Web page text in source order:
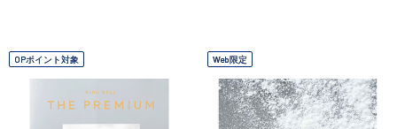
OPポイント対象 Web限定